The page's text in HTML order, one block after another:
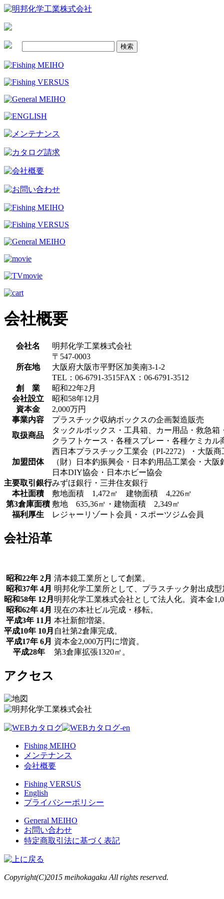
会社概要
会社名 明邦化学工業株式会社
所在地
〒547-0003
大阪府大阪市平野区加美南3-1-2
TEL：06-6791-3515FAX：06-6791-3512
創 業
昭和22年2月
会社設立
昭和58年12月
資本金
2,000万円
事業内容
プラスチック収納ボックスの企画製造販売
取扱商品
タックルボックス・工具箱、カー用品・救急箱
クラフトケース・各種スプレー・各種ケミカル
加盟団体
西日本プラスチック工業会（PI-2272）・大阪商
（財）日本釣振興会・日本釣用品工業会・大阪
日本DIY協会・日本ホビー協会
主要取引銀行みずほ銀行・三井住友銀行
本社面積
敷地面積 1,472㎡ 建物面積 4,226㎡
第3倉庫面積 敷地 635,36㎡・建物面積 2,349㎡
福利厚生
レジャーリゾート会員・スポーツジム会員
会社沿革
昭和22年 2月 清本鏡工業所として創業。
昭和37年 4月 明邦化学工業所として、プラスチック射出成
昭和58年 12月 明邦化学工業株式会社として法人化。資本金
昭和62年 4月 現在の本社ビル完成・移転。
平成3年 11月 本社新館増築。
平成10年 10月 自社第2倉庫完成。
平成17年 6月 資本金2,000万円に増資。
平成28年
第3倉庫拡張1320㎡。
アクセス
Fishing MEIHO
メンテナンス
会社概要
Fishing VERSUS
English
プライバシーポリシー
General MEIHO
お問い合わせ
特定商取引法に基づく表記
Copyright(C)2015 meihokagaku All rights reserved.